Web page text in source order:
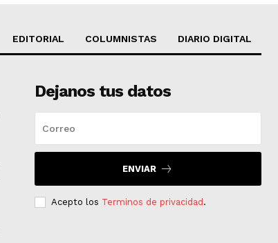
EDITORIAL COLUMNISTAS DIARIO DIGITAL
Dejanos tus datos
ENVIAR
Acepto los Terminos de privacidad .